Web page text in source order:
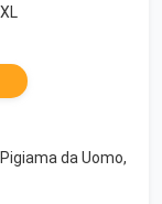
da Uomo,